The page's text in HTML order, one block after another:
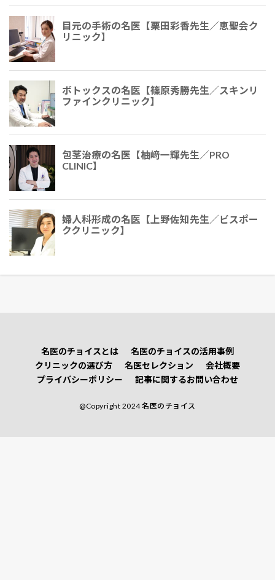
目元の手術の名医【栗田彩香先生／恵聖会ク
リニック】
ボトックスの名医【篠原秀勝先生／スキンリ
ファインクリニック】
包茎治療の名医【柚﨑一輝先生／PRO
CLINIC】
婦人科形成の名医【上野佐知先生／ビスポー
ククリニック】
名医のチョイスとは
名医のチョイスの活用事例
クリニックの選び方
名医セレクション
会社概要
プライバシーポリシー
記事に関するお問い合わせ
@Copyright 2024 名医のチョイス